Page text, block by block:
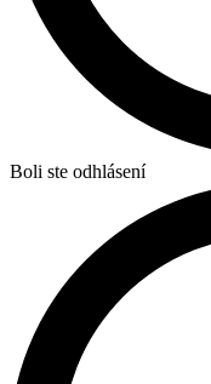
Boli ste odhlásení